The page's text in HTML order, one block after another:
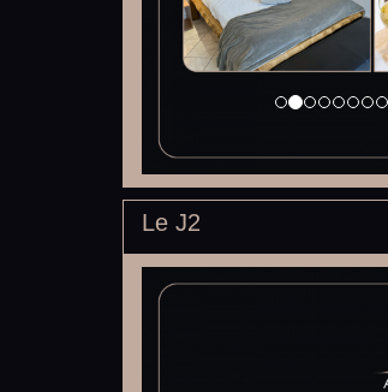
Le J2
Previous